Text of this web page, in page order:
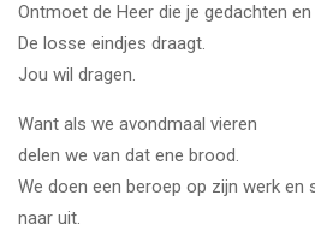
Ontmoet de Heer die je gedachten
De losse eindjes draagt.
Jou wil dragen.
Want als we avondmaal vieren
delen we van dat ene brood.
We doen een beroep op zijn werk en
naar uit.